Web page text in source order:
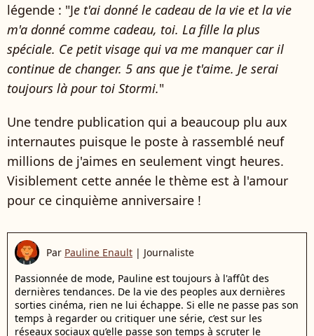
légende : "Je t'ai donné le cadeau de la vie et la vie
m'a donné comme cadeau, toi. La fille la plus
spéciale. Ce petit visage qui va me manquer car il
continue de changer. 5 ans que je t'aime. Je serai
toujours là pour toi Stormi."
Une tendre publication qui a beaucoup plu aux
internautes puisque le poste à rassemblé neuf
millions de j'aimes en seulement vingt heures.
Visiblement cette année le thème est à l'amour
pour ce cinquième anniversaire !
Par Pauline Enault | Journaliste
Passionnée de mode, Pauline est toujours à l'affût des
dernières tendances. De la vie des peoples aux dernières
sorties cinéma, rien ne lui échappe. Si elle ne passe pas son
temps à regarder ou critiquer une série, c’est sur les
réseaux sociaux qu’elle passe son temps à scruter le